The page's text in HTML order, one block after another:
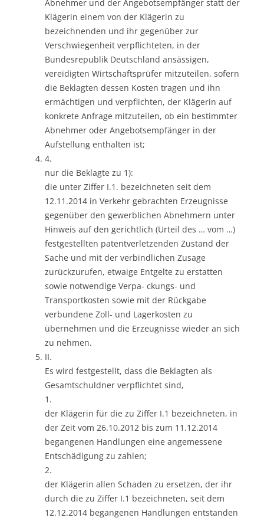
Abnehmer und der Angebotsempfänger statt der
Klägerin einem von der Klägerin zu
bezeichnenden und ihr gegenüber zur
Verschwiegenheit verpflichteten, in der
Bundesrepublik Deutschland ansässigen,
vereidigten Wirtschaftsprüfer mitzuteilen, sofern
die Beklagten dessen Kosten tragen und ihn
ermächtigen und verpflichten, der Klägerin auf
konkrete Anfrage mitzuteilen, ob ein bestimmter
Abnehmer oder Angebotsempfänger in der
Aufstellung enthalten ist;
4.
nur die Beklagte zu 1):
die unter Ziffer I.1. bezeichneten seit dem
12.11.2014 in Verkehr gebrachten Erzeugnisse
gegenüber den gewerblichen Abnehmern unter
Hinweis auf den gerichtlich (Urteil des … vom …)
festgestellten patentverletzenden Zustand der
Sache und mit der verbindlichen Zusage
zurückzurufen, etwaige Entgelte zu erstatten
sowie notwendige Verpa- ckungs- und
Transportkosten sowie mit der Rückgabe
verbundene Zoll- und Lagerkosten zu
übernehmen und die Erzeugnisse wieder an sich
zu nehmen.
II.
Es wird festgestellt, dass die Beklagten als
Gesamtschuldner verpflichtet sind,
1.
der Klägerin für die zu Ziffer I.1 bezeichneten, in
der Zeit vom 26.10.2012 bis zum 11.12.2014
begangenen Handlungen eine angemessene
Entschädigung zu zahlen;
2.
der Klägerin allen Schaden zu ersetzen, der ihr
durch die zu Ziffer I.1 bezeichneten, seit dem
12.12.2014 begangenen Handlungen entstanden